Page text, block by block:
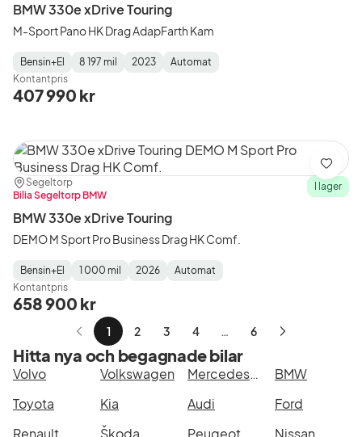
BMW 330e xDrive Touring
M-Sport Pano HK Drag AdapFarth Kam
Fuel
Type:
Bensin+El
Mätarställning:
8 197 mil
Model
Year:
2023
Gearbox
Type:
Automat
Kontantpris
407 990 kr
Plats:
Segeltorp
Återförsäljare:
Bilia Segeltorp BMW
I lager
BMW 330e xDrive Touring
DEMO M Sport Pro Business Drag HK Comf.
Fuel
Type:
Bensin+El
Mätarställning:
1 000 mil
Model
Year:
2026
Gearbox
Type:
Automat
Kontantpris
658 900 kr
Spara
1 2 3 4 … 6
Nästa
Hitta nya och begagnade bilar
Volvo Volkswagen Mercedes-Benz
BMW
Toyota
Kia Audi
Ford
Renault
Škoda Peugeot
Nissan